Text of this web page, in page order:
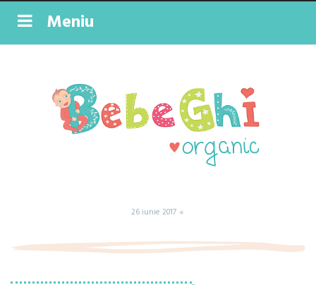
Meniu
26 iunie 2017